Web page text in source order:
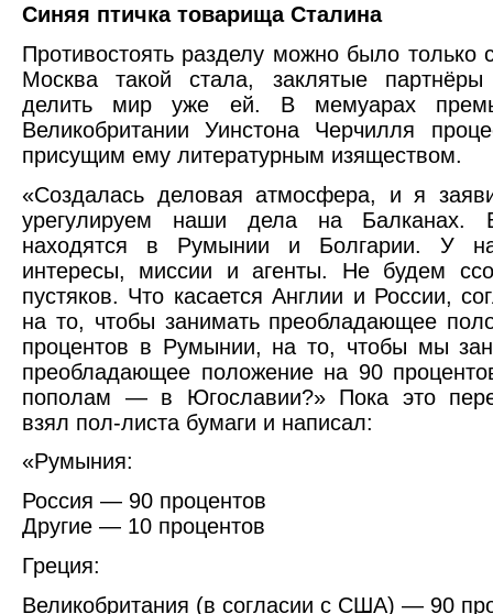
Синяя птичка товарища Сталина
Противостоять разделу можно было только
Москва такой стала, заклятые
делить мир уже ей. В мемуарах
Великобритании Уинстона Черчилля
присущим ему литературным изяществом.
«Создалась деловая атмосфера, и я
урегулируем наши дела на Балканах.
находятся в Румынии и Болгарии. У
интересы, миссии и агенты. Не будем
пустяков. Что касается Англии и России,
на то, чтобы занимать преобладающее
процентов в Румынии, на то, чтобы мы
преобладающее положение на 90
пополам — в Югославии?» Пока это
взял пол-листа бумаги и написал:
«Румыния:
Россия — 90 процентов
Другие — 10 процентов
Греция:
Великобритания (в согласии с США) — 90